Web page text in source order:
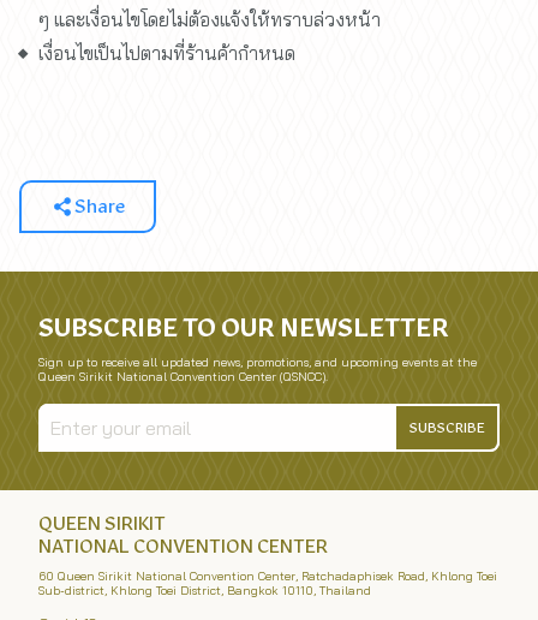
ๆ และเงื่อนไขโดยไม่ต้องแจ้งให้ทราบล่วงหน้า
เงื่อนไขเป็นไปตามที่ร้านค้ากำหนด
Share
SUBSCRIBE TO OUR NEWSLETTER
Sign up to receive all updated news, promotions, and upcoming events at the
Queen Sirikit National Convention Center (QSNCC).
SUBSCRIBE
QUEEN SIRIKIT
NATIONAL CONVENTION CENTER
60 Queen Sirikit National Convention Center, Ratchadaphisek Road, Khlong Toei
Sub-district, Khlong Toei District, Bangkok 10110, Thailand